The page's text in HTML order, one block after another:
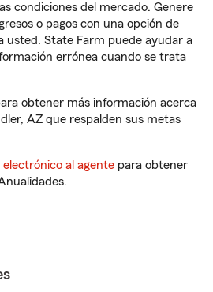
condiciones del mercado. Genere
o pagos con una opción de
usted. State Farm puede ayudar a
errónea cuando se trata
obtener más información acerca
AZ que respalden sus metas
al agente para obtener